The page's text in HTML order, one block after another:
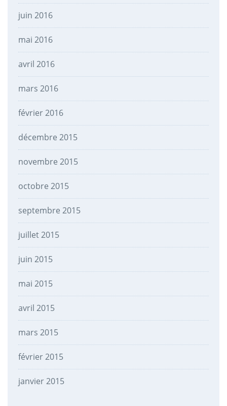
juin 2016
mai 2016
avril 2016
mars 2016
février 2016
décembre 2015
novembre 2015
octobre 2015
septembre 2015
juillet 2015
juin 2015
mai 2015
avril 2015
mars 2015
février 2015
janvier 2015